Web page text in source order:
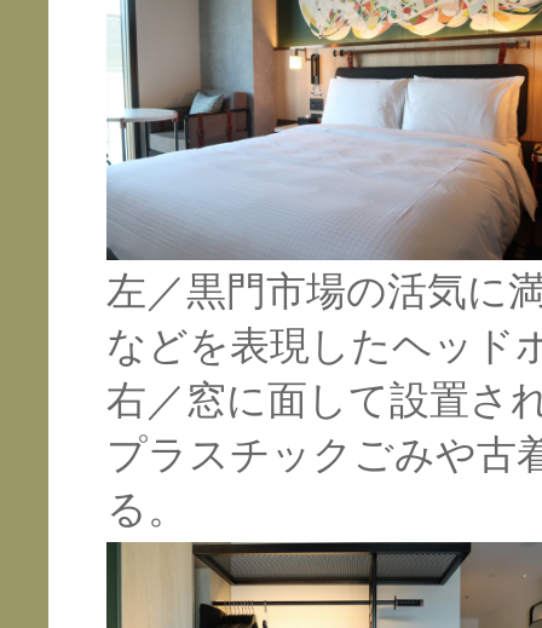
左／黒門市場の活気に
などを表現したヘッド
右／窓に面して設置さ
プラスチックごみや古
る。